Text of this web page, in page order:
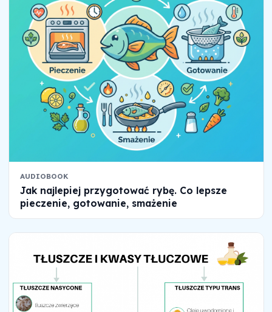
AUDIOBOOK
Jak najlepiej przygotować rybę. Co lepsze
pieczenie, gotowanie, smażenie